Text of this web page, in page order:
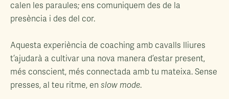
calen les paraules; ens comuniquem des de la
presència i des del cor.
Aquesta experiència de coaching amb cavalls lliures
t’ajudarà a cultivar una nova manera d’estar present,
més conscient, més connectada amb tu mateixa. Sense
presses, al teu ritme, en slow mode.